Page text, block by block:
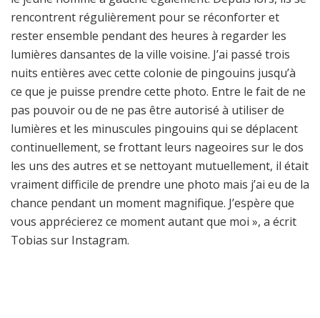
rencontrent régulièrement pour se réconforter et
rester ensemble pendant des heures à regarder les
lumières dansantes de la ville voisine. J’ai passé trois
nuits entières avec cette colonie de pingouins jusqu’à
ce que je puisse prendre cette photo. Entre le fait de ne
pas pouvoir ou de ne pas être autorisé à utiliser de
lumières et les minuscules pingouins qui se déplacent
continuellement, se frottant leurs nageoires sur le dos
les uns des autres et se nettoyant mutuellement, il était
vraiment difficile de prendre une photo mais j’ai eu de la
chance pendant un moment magnifique. J’espère que
vous apprécierez ce moment autant que moi », a écrit
Tobias sur Instagram.